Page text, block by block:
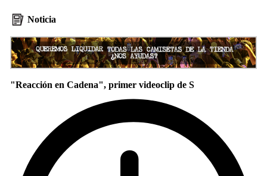
Noticia
"Reacción en Cadena", primer videoclip de S